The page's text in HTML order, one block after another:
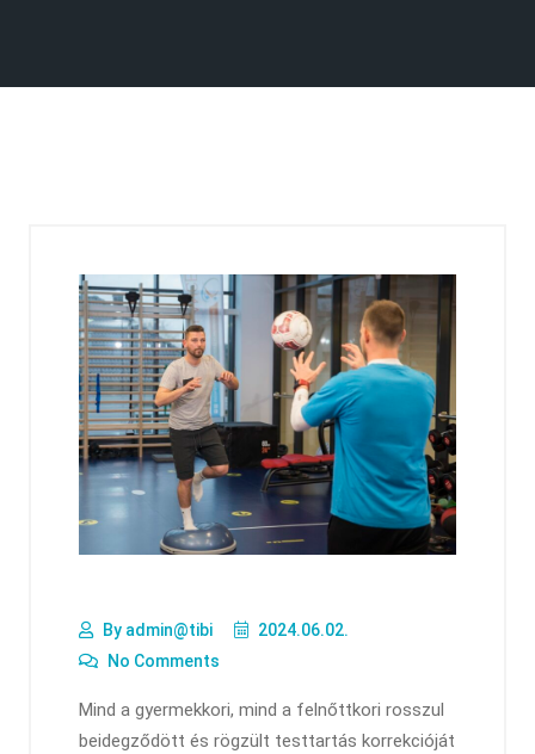
By admin@tibi
2024.06.02.
No Comments
Mind a gyermekkori, mind a felnőttkori rosszul
beidegződött és rögzült testtartás korrekcióját